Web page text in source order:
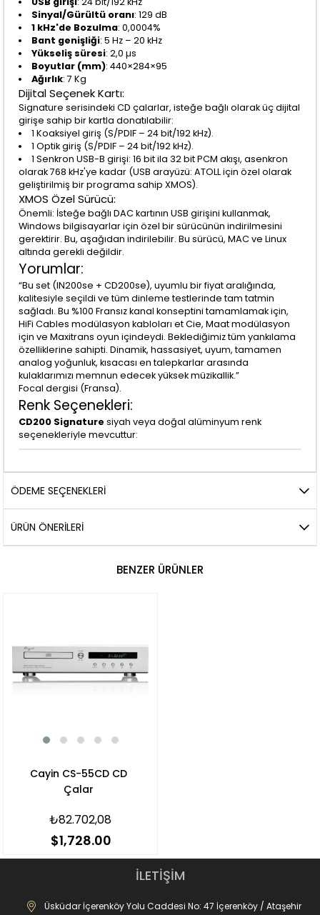
Sinyal/Gürültü oranı: 129 dB
1 kHz'de Bozulma: 0,0004%
Bant genişliği: 5 Hz – 20 kHz
Yükseliş süresi: 2,0 µs
Boyutlar (mm): 440×284×95
Ağırlık: 7 Kg
Dijital Seçenek Kartı:
Signature serisindeki CD çalarlar, isteğe bağlı olarak üç dijital
girişe sahip bir kartla donatılabilir:
1 Koaksiyel giriş (S/PDIF – 24 bit/192 kHz).
1 Optik giriş (S/PDIF – 24 bit/192 kHz).
1 Senkron USB-B girişi: 16 bit ila 32 bit PCM akışı, asenkron
olarak 768 kHz'ye kadar (USB arayüzü: ATOLL için özel olarak
geliştirilmiş bir programa sahip XMOS).
XMOS Özel Sürücü:
Önemli: İsteğe bağlı DAC kartının USB girişini kullanmak,
Windows bilgisayarlar için özel bir sürücünün indirilmesini
gerektirir. Bu, aşağıdan indirilebilir. Bu sürücü, MAC ve Linux
altında gerekli değildir.
Yorumlar:
“Bu set (IN200se + CD200se), uyumlu bir fiyat aralığında,
kalitesiyle seçildi ve tüm dinleme testlerinde tam tatmin
sağladı. Bu %100 Fransız kanal konseptini tamamlamak için,
HiFi Cables modülasyon kabloları et Cie, Maat modülasyon
için ve Maxitrans oyun içindeydi. Beklediğimiz tüm yankılama
özelliklerine sahipti. Dinamik, hassasiyet, uyum, tamamen
analog yoğunluk, kısacası en talepkarlar arasında
kulaklarımızı memnun edecek yüksek müzikallik.”
Focal dergisi (Fransa).
Renk Seçenekleri:
CD200 Signature siyah veya doğal alüminyum renk
seçenekleriyle mevcuttur:
ÖDEME SEÇENEKLERI
ÜRÜN ÖNERILERI
BENZER ÜRÜNLER
Cayin CS-55CD CD
Çalar
₺82.702,08
$1,728.00
İLETİŞİM
Üsküdar İçerenköy Yolu Caddesi No: 47 İçerenköy / Ataşehir